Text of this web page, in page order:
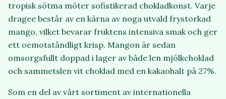
tropisk sötma möter sofistikerad chokladkonst. Varje
dragee består av en kärna av noga utvald frystorkad
mango, vilket bevarar fruktens intensiva smak och ger
ett oemotståndligt krisp. Mangon är sedan
omsorgsfullt doppad i lager av både len mjölkchoklad
och sammetslen vit choklad med en kakaohalt på 27%.
Som en del av vårt sortiment av internationella